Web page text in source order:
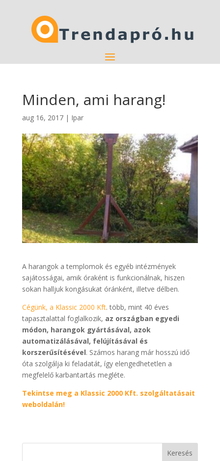
Minden, ami harang!
aug 16, 2017| Ipar
A harangok a templomok és egyéb intézmények
sajátosságai, amik óraként is funkcionálnak, hiszen
sokan halljuk kongásukat óránként, illetve délben.
Cégünk, a Klassic 2000 Kft. több, mint 40 éves
tapasztalattal foglalkozik, az országban egyedi
módon, harangok gyártásával, azok
automatizálásával, felújításával és
korszerűsítésével. Számos harang már hosszú idő
óta szolgálja ki feladatát, így elengedhetetlen a
megfelelő karbantartás megléte.
Tekintse meg a Klassic 2000 Kft. szolgáltatásait
weboldalán!